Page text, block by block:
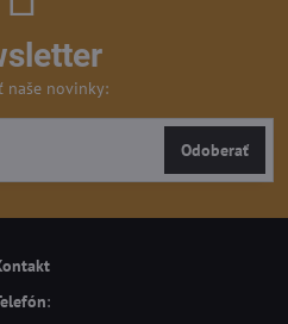
naše novinky:
Odoberať
: